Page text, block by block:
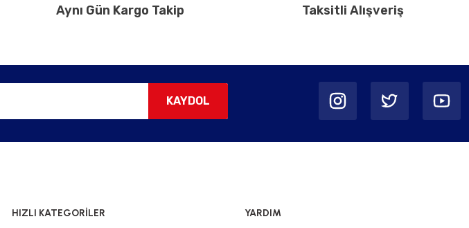
Aynı Gün Kargo Takip Taksitli Alışveriş
KAYDOL
HIZLI KATEGORİLER YARDIM